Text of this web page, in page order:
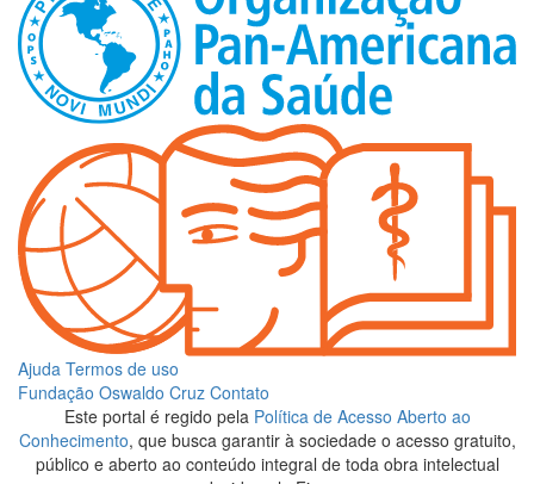
Ajuda Termos de uso
Fundação Oswaldo Cruz Contato
Este portal é regido pela Política de Acesso Aberto ao
Conhecimento, que busca garantir à sociedade o acesso gratuito,
público e aberto ao conteúdo integral de toda obra intelectual